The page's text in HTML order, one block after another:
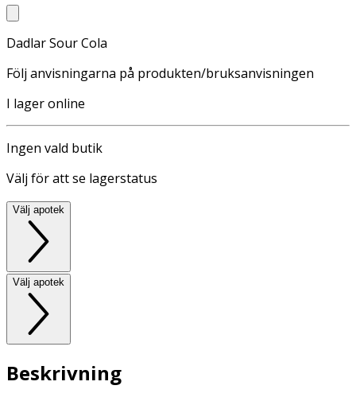
Dadlar Sour Cola
Följ anvisningarna på produkten/bruksanvisningen
I lager online
Ingen vald butik
Välj för att se lagerstatus
Välj apotek
Välj apotek
Beskrivning